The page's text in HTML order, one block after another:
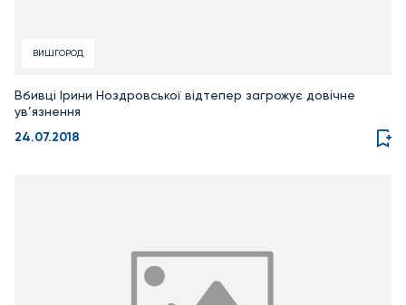
ВИШГОРОД
Вбивці Ірини Ноздровської відтепер загрожує довічне
ув’язнення
24.07.2018